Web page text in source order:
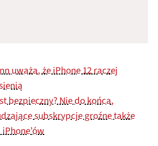
uważa, że iPhone 12 raczej
bezpieczny? Nie do końca,
subskrypcje groźne także